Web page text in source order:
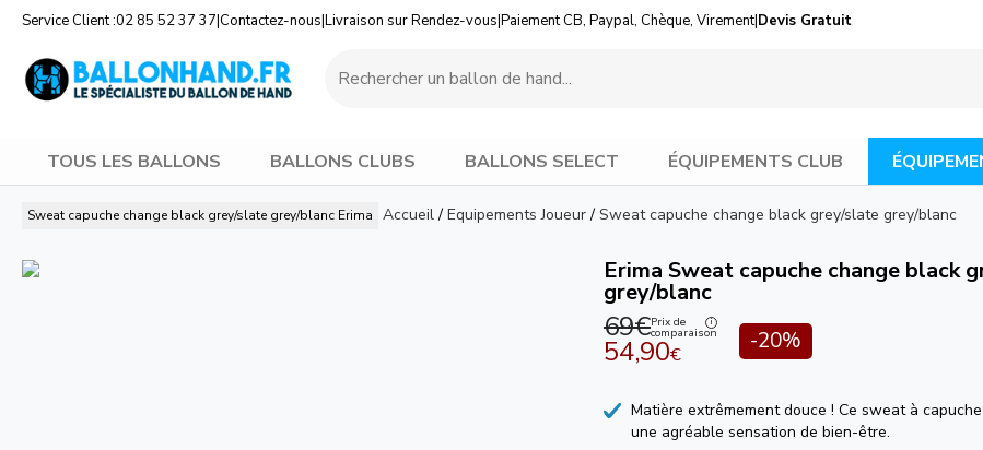
Service Client :02 85 52 37 37|Contactez-nous|Livraison sur Rendez-vous|Paiement CB, Paypal, Chèque, Virement|Devis Gratuit
TOUS LES BALLONS BALLONS CLUBS BALLONS SELECT ÉQUIPEMENTS CLUB
Sweat capuche change black grey/slate grey/blanc Erima Accueil/ Equipements Joueur/ Sweat capuche change black grey/slate grey/blanc
Erima Sweat capuche change black
grey/blanc
69€Prix de
comparaison
54,90€ -20%
Matière extrêmement douce ! Ce sweat à
une agréable sensation de bien-être.